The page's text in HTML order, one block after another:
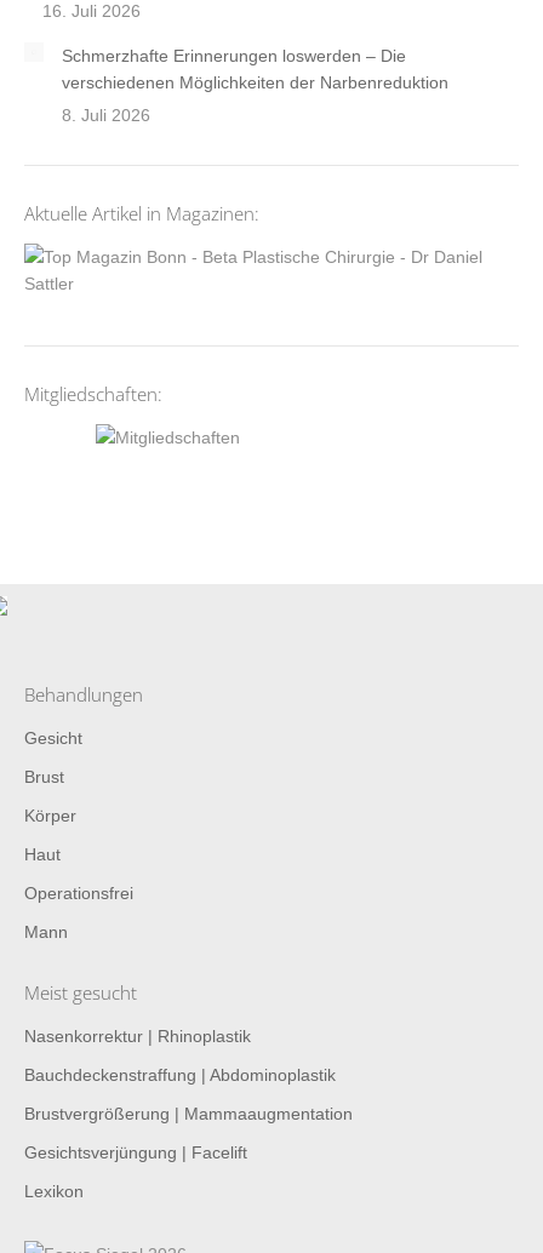
16. Juli 2026
Schmerzhafte Erinnerungen loswerden – Die
verschiedenen Möglichkeiten der Narbenreduktion
8. Juli 2026
Aktuelle Artikel in Magazinen:
Mitgliedschaften:
Behandlungen
Gesicht
Brust
Körper
Haut
Operationsfrei
Mann
Meist gesucht
Nasenkorrektur | Rhinoplastik
Bauchdeckenstraffung | Abdominoplastik
Brustvergrößerung | Mammaaugmentation
Gesichtsverjüngung | Facelift
Lexikon